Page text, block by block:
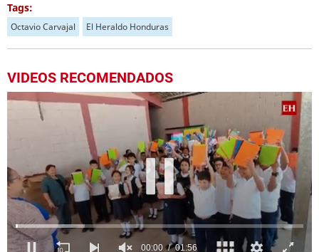
Tags:
Octavio Carvajal El Heraldo Honduras
VIDEOS RECOMENDADOS